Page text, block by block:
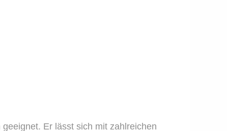
Er lässt sich mit zahlreichen